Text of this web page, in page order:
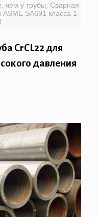
чем у трубы, Сварная
ASME SA691 класса 1-
CrCL22 для
давления